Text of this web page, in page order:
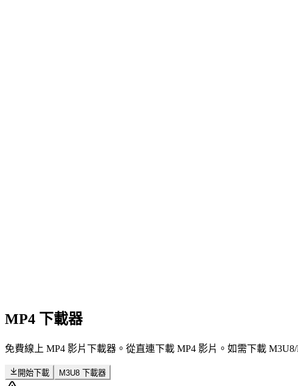
MP4 下載器
免費線上 MP4 影片下載器。從直連下載 MP4 影片。如需下載
開始下載 M3U8 下載器